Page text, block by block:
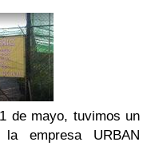
de mayo, tuvimos un
empresa URBAN